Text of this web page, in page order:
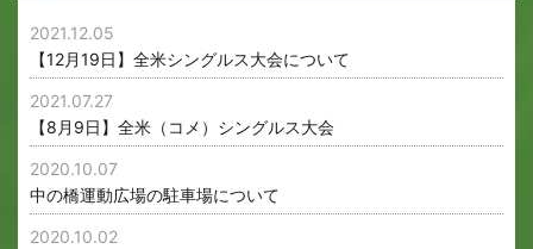
2021.12.05
【12月19日】全米シングルス大会について
2021.07.27
【8月9日】全米（コメ）シングルス大会
2020.10.07
中の橋運動広場の駐車場について
2020.10.02